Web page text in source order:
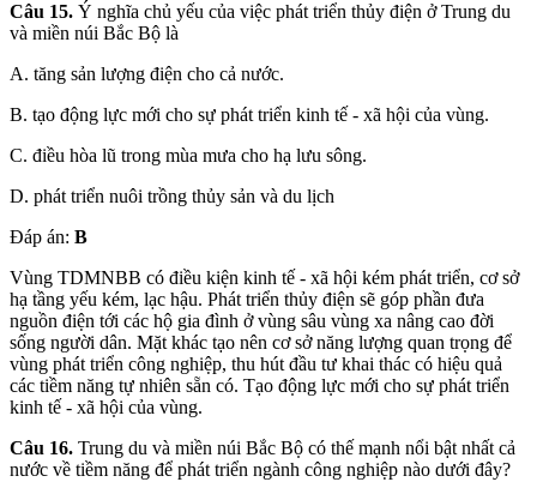
Câu 15. Ý nghĩa chủ yếu của việc phát triển thủy điện ở Trung du
và miền núi Bắc Bộ là
A. tăng sản lượng điện cho cả nước.
B. tạo động lực mới cho sự phát triển kinh tế - xã hội của vùng.
C. điều hòa lũ trong mùa mưa cho hạ lưu sông.
D. phát triển nuôi trồng thủy sản và du lịch
Đáp án: B
Vùng TDMNBB có điều kiện kinh tế - xã hội kém phát triển, cơ sở
hạ tầng yếu kém, lạc hậu. Phát triển thủy điện sẽ góp phần đưa
nguồn điện tới các hộ gia đình ở vùng sâu vùng xa nâng cao đời
sống người dân. Mặt khác tạo nên cơ sở năng lượng quan trọng để
vùng phát triển công nghiệp, thu hút đầu tư khai thác có hiệu quả
các tiềm năng tự nhiên sẵn có. Tạo động lực mới cho sự phát triển
kinh tế - xã hội của vùng.
Câu 16. Trung du và miền núi Bắc Bộ có thế mạnh nổi bật nhất cả
nước về tiềm năng để phát triển ngành công nghiệp nào dưới đây?